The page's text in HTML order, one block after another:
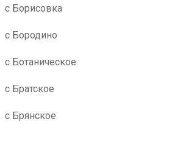
с Борисовка
с Бородино
с Ботаническое
с Братское
с Брянское